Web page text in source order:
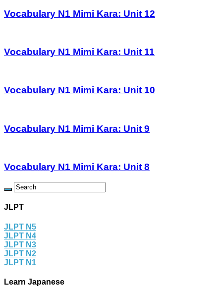
Vocabulary N1 Mimi Kara: Unit 12
Vocabulary N1 Mimi Kara: Unit 11
Vocabulary N1 Mimi Kara: Unit 10
Vocabulary N1 Mimi Kara: Unit 9
Vocabulary N1 Mimi Kara: Unit 8
JLPT
JLPT N5
JLPT N4
JLPT N3
JLPT N2
JLPT N1
Learn Japanese